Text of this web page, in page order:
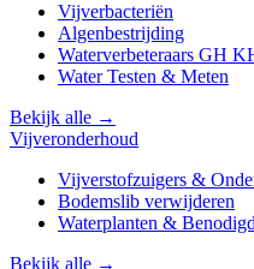
Vijverbacteriën
Algenbestrijding
Waterverbeteraars GH
Water Testen & Meten
Bekijk alle →
Vijveronderhoud
Vijverstofzuigers &
Bodemslib verwijderen
Waterplanten &
Bekijk alle →